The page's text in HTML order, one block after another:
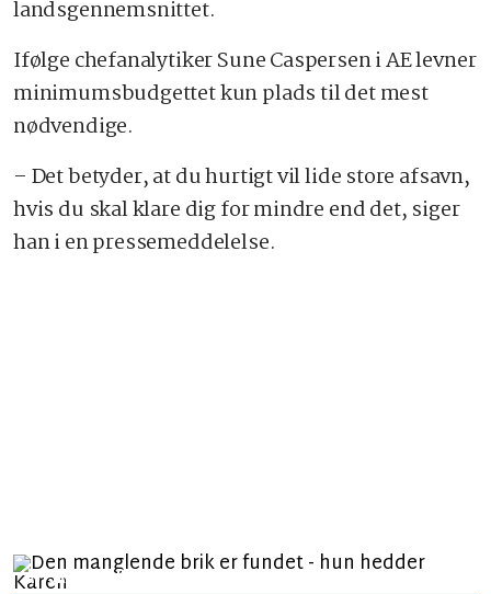
landsgennemsnittet.
Ifølge chefanalytiker Sune Caspersen i AE levner
minimumsbudgettet kun plads til det mest
nødvendige.
– Det betyder, at du hurtigt vil lide store afsavn,
hvis du skal klare dig for mindre end det, siger
han i en pressemeddelelse.
AVISKOKKENS MADNYT